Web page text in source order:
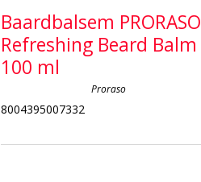
Baardbalsem PRORASO
Refreshing Beard Balm
100 ml
Proraso
8004395007332